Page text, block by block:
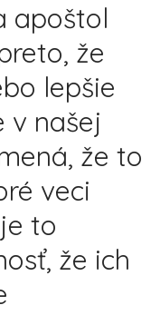
apoštol
že
lepšie
v našej
že to
veci
to
že ich